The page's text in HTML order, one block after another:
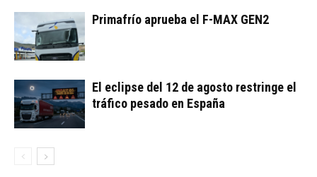
Primafrío aprueba el F-MAX GEN2
El eclipse del 12 de agosto restringe el
tráfico pesado en España